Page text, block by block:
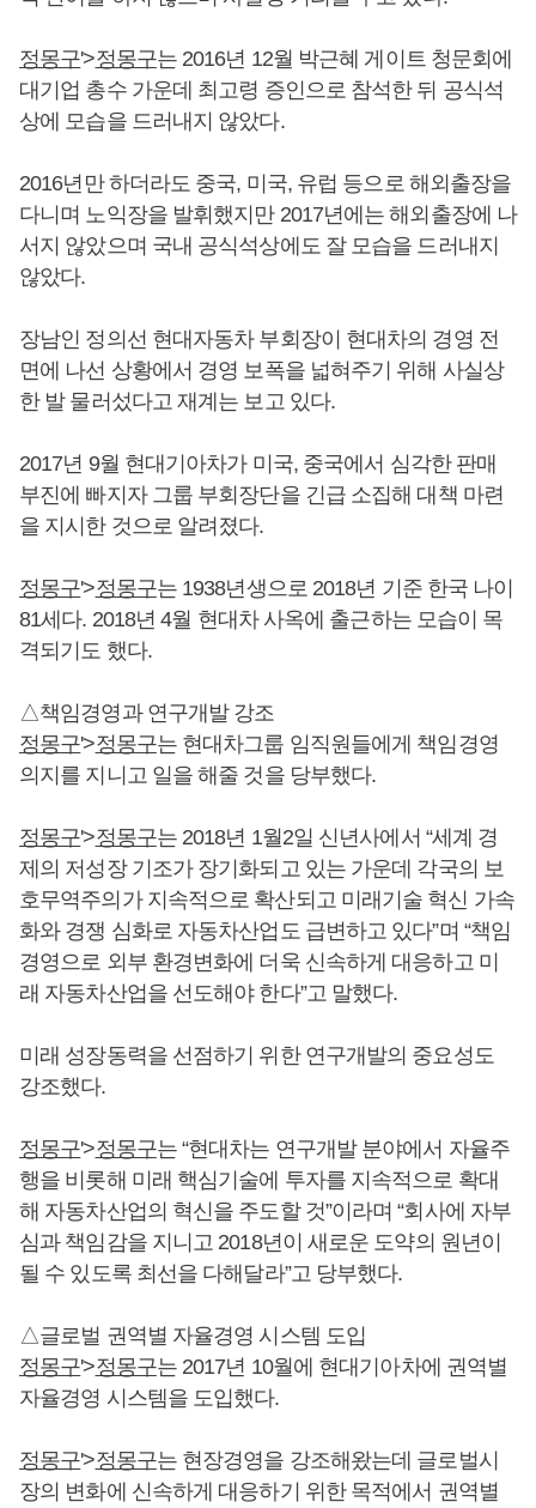
정몽구'>정몽구는 2016년 12월 박근혜 게이트 청문회에
대기업 총수 가운데 최고령 증인으로 참석한 뒤 공식석
상에 모습을 드러내지 않았다.
2016년만 하더라도 중국, 미국, 유럽 등으로 해외출장을
다니며 노익장을 발휘했지만 2017년에는 해외출장에 나
서지 않았으며 국내 공식석상에도 잘 모습을 드러내지
않았다.
장남인 정의선 현대자동차 부회장이 현대차의 경영 전
면에 나선 상황에서 경영 보폭을 넓혀주기 위해 사실상
한 발 물러섰다고 재계는 보고 있다.
2017년 9월 현대기아차가 미국, 중국에서 심각한 판매
부진에 빠지자 그룹 부회장단을 긴급 소집해 대책 마련
을 지시한 것으로 알려졌다.
정몽구'>정몽구는 1938년생으로 2018년 기준 한국 나이
81세다. 2018년 4월 현대차 사옥에 출근하는 모습이 목
격되기도 했다.
△책임경영과 연구개발 강조
정몽구'>정몽구는 현대차그룹 임직원들에게 책임경영
의지를 지니고 일을 해줄 것을 당부했다.
정몽구'>정몽구는 2018년 1월2일 신년사에서 “세계 경
제의 저성장 기조가 장기화되고 있는 가운데 각국의 보
호무역주의가 지속적으로 확산되고 미래기술 혁신 가속
화와 경쟁 심화로 자동차산업도 급변하고 있다”며 “책임
경영으로 외부 환경변화에 더욱 신속하게 대응하고 미
래 자동차산업을 선도해야 한다”고 말했다.
미래 성장동력을 선점하기 위한 연구개발의 중요성도
강조했다.
정몽구'>정몽구는 “현대차는 연구개발 분야에서 자율주
행을 비롯해 미래 핵심기술에 투자를 지속적으로 확대
해 자동차산업의 혁신을 주도할 것”이라며 “회사에 자부
심과 책임감을 지니고 2018년이 새로운 도약의 원년이
될 수 있도록 최선을 다해달라”고 당부했다.
△글로벌 권역별 자율경영 시스템 도입
정몽구'>정몽구는 2017년 10월에 현대기아차에 권역별
자율경영 시스템을 도입했다.
정몽구'>정몽구는 현장경영을 강조해왔는데 글로벌시
장의 변화에 신속하게 대응하기 위한 목적에서 권역별